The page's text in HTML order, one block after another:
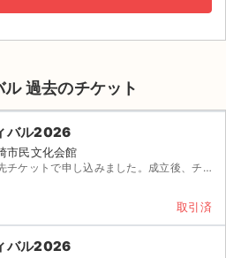
過去のチケット
バル2026
民文化会館
[詳細] 発券まだですが、最速優先チケットで申し込みました。成立後、チケット発券番号お伝えします。 抽選...
取引済
バル2026